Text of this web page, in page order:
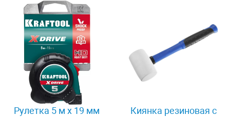
Рулетка 5 м x 19 мм
Киянка резиновая с